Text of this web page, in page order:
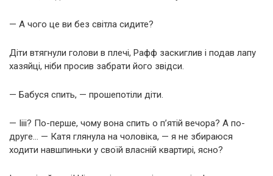
— А чого це ви без світла сидите?
Діти втягнули голови в плечі, Рафф заскиглив і подав лапу
хазяйці, ніби просив забрати його звідси.
— Бабуся спить, — прошепотіли діти.
— Іііі? По-перше, чому вона спить о п’ятій вечора? А по-
друге… — Катя глянула на чоловіка, — я не збираюся
ходити навшпиньки у своїй власній квартирі, ясно?